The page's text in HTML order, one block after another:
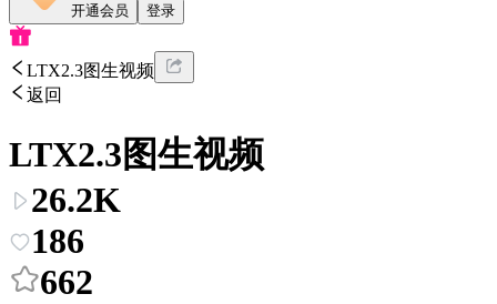
开通会员 登录
LTX2.3图生视频
返回
LTX2.3图生视频
26.2K
186
662